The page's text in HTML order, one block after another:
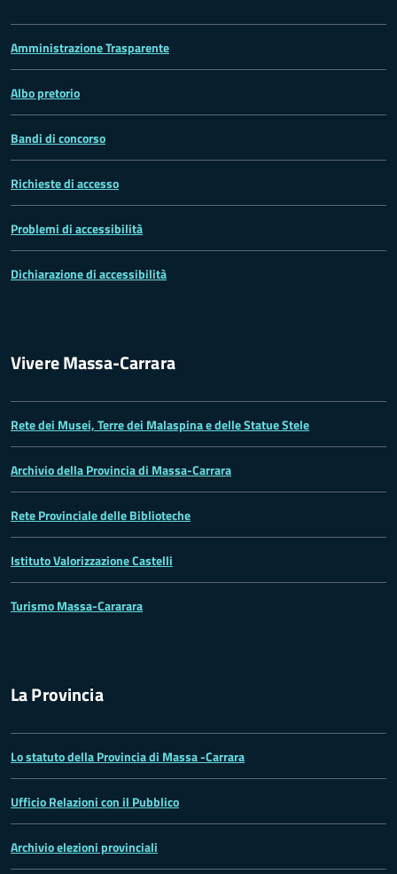
Amministrazione Trasparente
Albo pretorio
Bandi di concorso
Richieste di accesso
Problemi di accessibilità
Dichiarazione di accessibilità
Vivere Massa-Carrara
Rete dei Musei, Terre dei Malaspina e delle Statue Stele
Archivio della Provincia di Massa-Carrara
Rete Provinciale delle Biblioteche
Istituto Valorizzazione Castelli
Turismo Massa-Cararara
La Provincia
Lo statuto della Provincia di Massa -Carrara
Ufficio Relazioni con il Pubblico
Archivio elezioni provinciali